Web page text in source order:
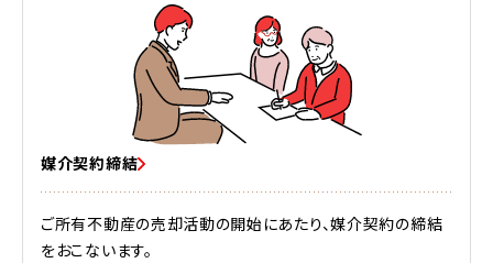
媒介契約締結
ご所有不動産の売却活動の開始にあたり、媒介契約の締結
をおこないます。